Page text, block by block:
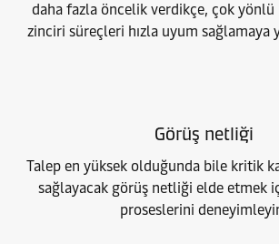
daha fazla öncelik verdikçe, çok
zinciri süreçleri hızla uyum sağlamaya
Görüş netliği
Talep en yüksek olduğunda bile kritik
sağlayacak görüş netliği elde etmek
proseslerini